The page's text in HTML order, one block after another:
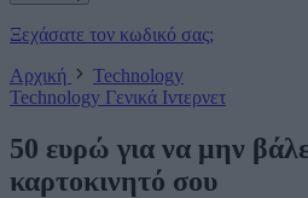
Ξεχάσατε τον κωδικό σας;
Αρχική
Technology
Technology Γενικά Ιντερνετ
50 ευρώ για να μην
καρτοκινητό σου